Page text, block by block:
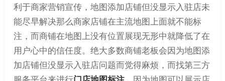
利于商家营销宣传，地图添加店铺但没显示入驻店未
能尽早解决那么商家店铺在主流地图上面就不能标
注，而商铺在地图上没有位置展现无形中就降低了在
用户心中的信任度。绝大多数商铺老板会因为地图添
加店铺但没显示入驻店问题而觉得麻烦，而找第三方